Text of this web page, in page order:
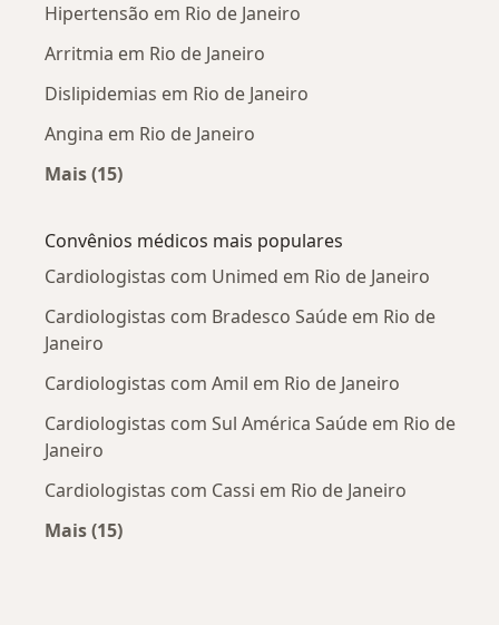
Hipertensão em Rio de Janeiro
Arritmia em Rio de Janeiro
Dislipidemias em Rio de Janeiro
Angina em Rio de Janeiro
Mais (15)
Convênios médicos mais populares
Cardiologistas com Unimed em Rio de Janeiro
Cardiologistas com Bradesco Saúde em Rio de
Janeiro
Cardiologistas com Amil em Rio de Janeiro
Cardiologistas com Sul América Saúde em Rio de
Janeiro
Cardiologistas com Cassi em Rio de Janeiro
Mais (15)